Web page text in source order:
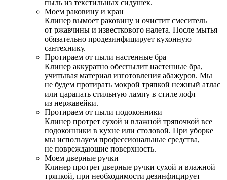
пыль из текстильных сидушек.
Моем раковину и кран
Клинер вымоет раковину и очистит смеситель
от ржавчины и известкового налета. После мытья
обязательно продезинфицирует кухонную
сантехнику.
Протираем от пыли настенные бра
Клинер аккуратно обеспылит настенные бра,
учитывая материал изготовления абажуров. Мы
не будем протирать мокрой тряпкой нежный атлас
или царапать стильную лампу в стиле лофт
из нержавейки.
Протираем от пыли подоконники
Клинер протрет сухой и влажной тряпочкой все
подоконники в кухне или столовой. При уборке
мы используем профессиональные средства,
не повреждающие поверхность.
Моем дверные ручки
Клинер протрет дверные ручки сухой и влажной
тряпкой, при необходимости дезинфицирует